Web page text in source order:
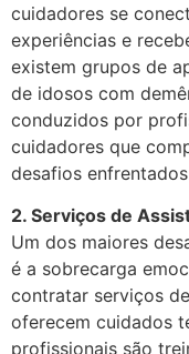
cuidadores se
experiências e
existem grupos de
de idosos com
conduzidos por
cuidadores que
desafios
2. Serviços de
Um dos maiores
é a sobrecarga
contratar serviços
oferecem cuidados
profissionais são